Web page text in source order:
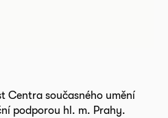
Centra současného umění
podporou hl. m. Prahy.